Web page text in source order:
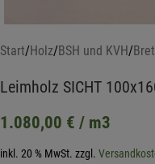
Start/Holz/BSH und KVH/
Leimholz SICHT
1.080,00 € / m3
inkl. 20 % MwSt. zzgl.